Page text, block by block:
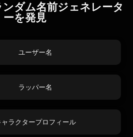
ダム名前ジェネレータ
ーを発見
ユーザー名
ラッパー名
ャラクタープロフィール